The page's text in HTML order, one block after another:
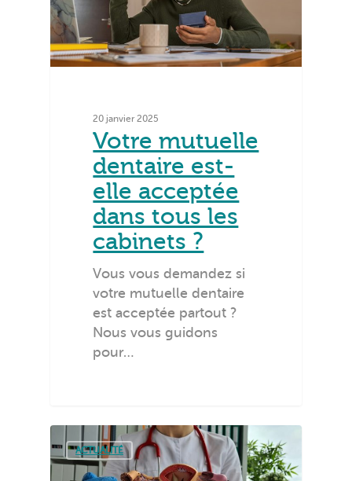
20 janvier 2025
Votre mutuelle
dentaire est-
elle acceptée
dans tous les
cabinets ?
Vous vous demandez si
votre mutuelle dentaire
est acceptée partout ?
Nous vous guidons
pour…
ACTUALITÉ